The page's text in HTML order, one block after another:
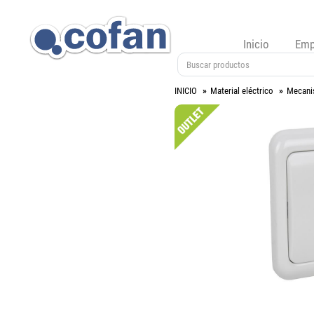
Inicio
INICIO Material eléctrico